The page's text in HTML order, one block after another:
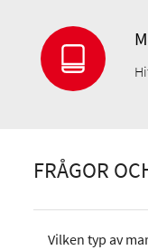
FRÅGOR
Vilken typ av